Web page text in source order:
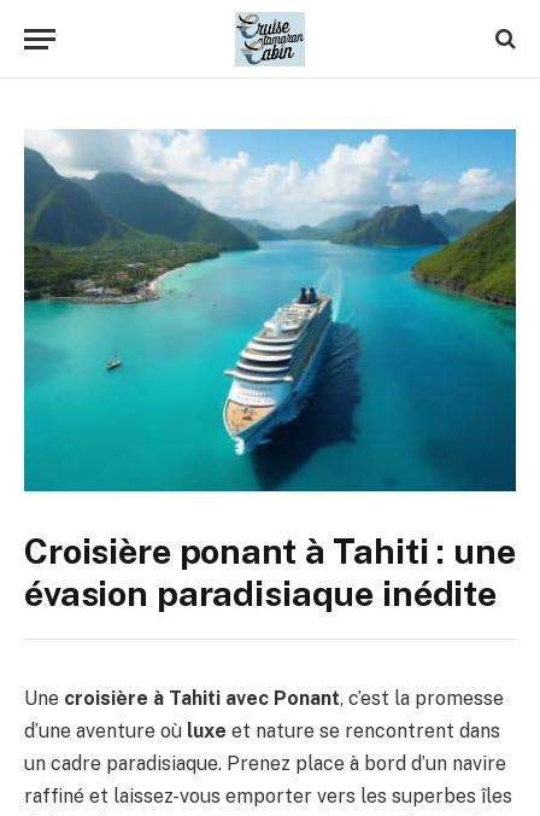
Croisière ponant à Tahiti : une
évasion paradisiaque inédite
Une croisière à Tahiti avec Ponant, c’est la promesse
d’une aventure où luxe et nature se rencontrent dans
un cadre paradisiaque. Prenez place à bord d’un navire
raffiné et laissez-vous emporter vers les superbes îles